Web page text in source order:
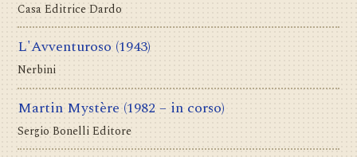
Casa Editrice Dardo
L'Avventuroso (1943)
Nerbini
Martin Mystère (1982 – in corso)
Sergio Bonelli Editore